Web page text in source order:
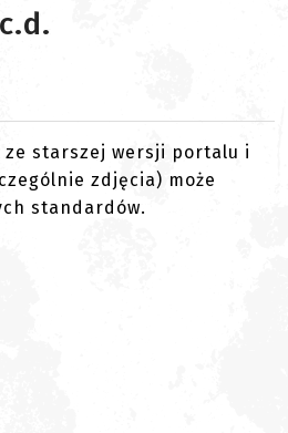
ze starszej wersji portalu i
zdjęcia) może
standardów.